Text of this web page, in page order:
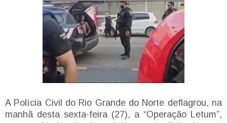
A Polícia Civil do Rio Grande do Norte deflagrou, na
manhã desta sexta-feira (27), a “Operação Letum”,